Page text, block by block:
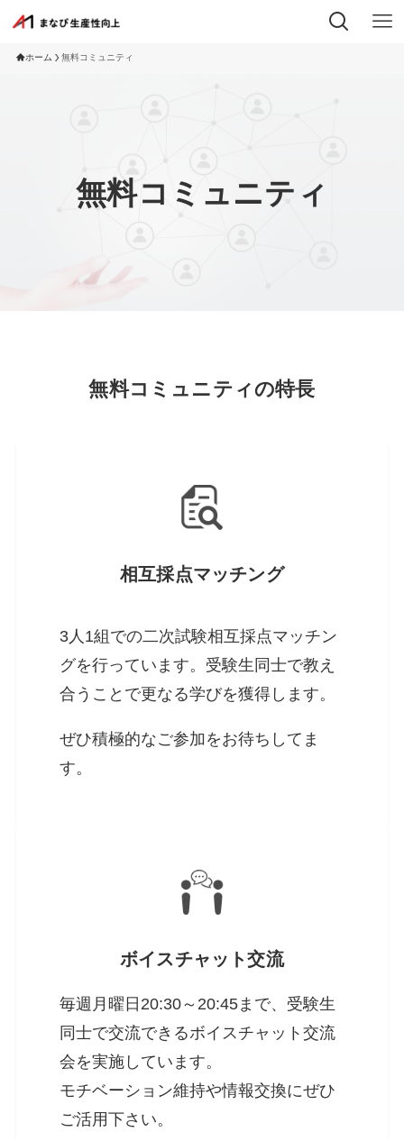
ホーム 無料コミュニティ
無料コミュニティ
無料コミュニティの特長
相互採点マッチング
3人1組での二次試験相互採点マッチン
グを行っています。受験生同士で教え
合うことで更なる学びを獲得します。
ぜひ積極的なご参加をお待ちしてま
す。
ボイスチャット交流
毎週月曜日20:30～20:45まで、受験生
同士で交流できるボイスチャット交流
会を実施しています。
モチベーション維持や情報交換にぜひ
ご活用下さい。